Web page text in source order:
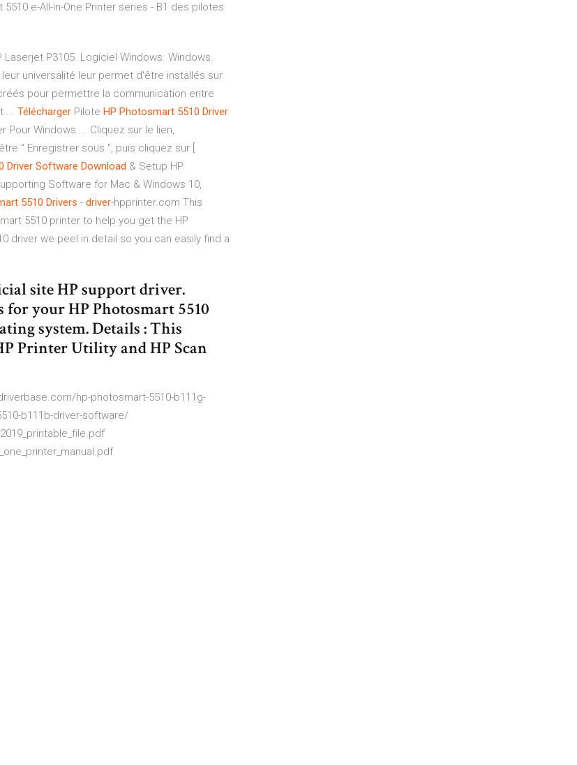
e-All-in-One Printer series - B1 des pilotes
P3105. Logiciel Windows. Windows.
universalité leur permet d'être installés sur
pour permettre la communication entre
... Télécharger Pilote HP Photosmart 5510 Driver
Pour Windows ... Cliquez sur le lien,
" Enregistrer sous ", puis cliquez sur [
Driver Software Download & Setup HP
Software for Mac & Windows 10,
5510 Drivers - driver-hpprinter.com This
5510 printer to help you get the HP
driver we peel in detail so you can easily find a
site HP support driver.
your HP Photosmart 5510
system. Details : This
Printer Utility and HP Scan
hp-photosmart-5510-b111g-
b111b-driver-software/